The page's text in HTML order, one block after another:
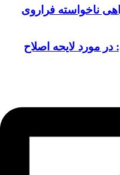
ناخواسته فراروی
مورد لایحه اصلاح